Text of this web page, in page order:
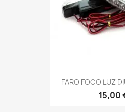
FARO FOCO LUZ
15,00